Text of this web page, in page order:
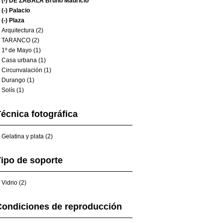
(-) Palacio
(-) Plaza
Arquitectura (2)
TARANCO (2)
1º de Mayo (1)
Casa urbana (1)
Circunvalación (1)
Durango (1)
Solís (1)
fotográfica
Gelatina y plata (2)
de soporte
Vidrio (2)
de reproducción